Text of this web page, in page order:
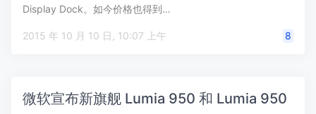
Display Dock。如今价格也得到…
2015 年 10 月 10 日, 10:07 上午 8
微软宣布新旗舰 Lumia 950 和 Lumia 950